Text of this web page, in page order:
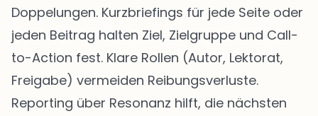
Doppelungen. Kurzbriefings für jede Seite oder
jeden Beitrag halten Ziel, Zielgruppe und Call-
to-Action fest. Klare Rollen (Autor, Lektorat,
Freigabe) vermeiden Reibungsverluste.
Reporting über Resonanz hilft, die nächsten